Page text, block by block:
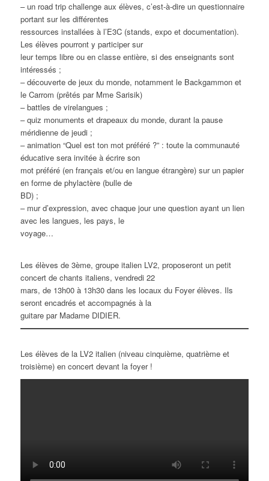
– un road trip challenge aux élèves, c’est-à-dire un questionnaire
portant sur les différentes
ressources installées à l’E3C (stands, expo et documentation).
Les élèves pourront y participer sur
leur temps libre ou en classe entière, si des enseignants sont
intéressés ;
– découverte de jeux du monde, notamment le Backgammon et
le Carrom (prêtés par Mme Sarisik)
– battles de virelangues ;
– quiz monuments et drapeaux du monde, durant la pause
méridienne de jeudi ;
– animation “Quel est ton mot préféré ?” : toute la communauté
éducative sera invitée à écrire son
mot préféré (en français et/ou en langue étrangère) sur un papier
en forme de phylactère (bulle de
BD) ;
– mur d’expression, avec chaque jour une question ayant un lien
avec les langues, les pays, le
voyage…
Les élèves de 3ème, groupe italien LV2, proposeront un petit
concert de chants italiens, vendredi 22
mars, de 13h00 à 13h30 dans les locaux du Foyer élèves. Ils
seront encadrés et accompagnés à la
guitare par Madame DIDIER.
Les élèves de la LV2 italien (niveau cinquième, quatrième et
troisième) en concert devant la foyer !